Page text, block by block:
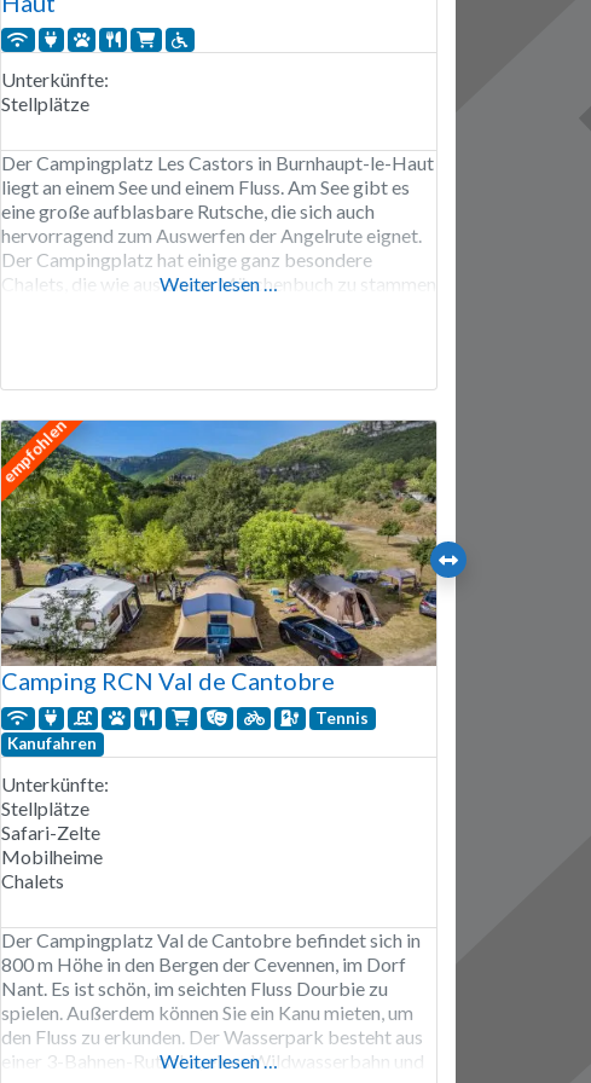
Unterkünfte:
Stellplätze
Der Campingplatz Les Castors in Burnhaupt-le-Haut
liegt an einem See und einem Fluss. Am See gibt es
eine große aufblasbare Rutsche, die sich auch
hervorragend zum Auswerfen der Angelrute eignet.
Der Campingplatz hat einige ganz besondere
Chalets, die wie aus einem Märchenbuch zu stammen
Weiterlesen …
empfohlen
Camping RCN Val de Cantobre
Tennis
Kanufahren
Unterkünfte:
Stellplätze
Safari-Zelte
Mobilheime
Chalets
Der Campingplatz Val de Cantobre befindet sich in
800 m Höhe in den Bergen der Cevennen, im Dorf
Nant. Es ist schön, im seichten Fluss Dourbie zu
spielen. Außerdem können Sie ein Kanu mieten, um
den Fluss zu erkunden. Der Wasserpark besteht aus
einer 3-Bahnen-Rutsche, einer Wildwasserbahn und
Weiterlesen …